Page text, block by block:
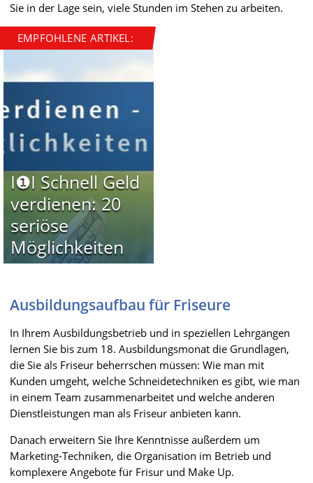
Sie in der Lage sein, viele Stunden im Stehen zu arbeiten.
EMPFOHLENE ARTIKEL:
I❶I Schnell Geld
verdienen: 20
seriöse
Möglichkeiten
Ausbildungsaufbau für Friseure
In Ihrem Ausbildungsbetrieb und in speziellen Lehrgängen
lernen Sie bis zum 18. Ausbildungsmonat die Grundlagen,
die Sie als Friseur beherrschen müssen: Wie man mit
Kunden umgeht, welche Schneidetechniken es gibt, wie man
in einem Team zusammenarbeitet und welche anderen
Dienstleistungen man als Friseur anbieten kann.
Danach erweitern Sie Ihre Kenntnisse außerdem um
Marketing-Techniken, die Organisation im Betrieb und
komplexere Angebote für Frisur und Make Up.